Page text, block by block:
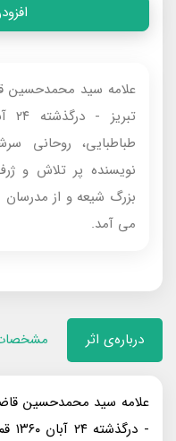
طباطبایی، روحانی
نویسنده پر تلاش و
بزرگ شیعه و از
می آمد.
درباره‌ی اثر
-